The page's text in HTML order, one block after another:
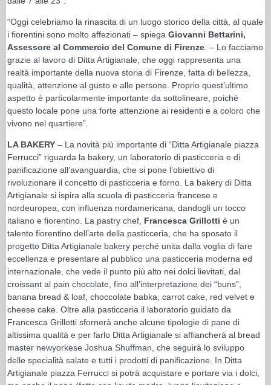
“Oggi celebriamo la rinascita di un luogo storico della città, al quale
i fiorentini sono molto affezionati – spiega Giovanni Bettarini,
Assessore al Commercio del Comune di Firenze . – Lo facciamo
grazie al lavoro di Ditta Artigianale, che oggi rappresenta una
realtà importante della nuova storia di Firenze, fatta di bellezza,
qualità, attenzione al gusto e alle persone. Proprio quest’ultimo
aspetto è particolarmente importante da sottolineare, poiché
questo locale pone una forte attenzione ai residenti e a coloro che
vivono nel quartiere”.
LA BAKERY – La novità più importante di “Ditta Artigianale piazza
Ferrucci” riguarda la bakery, un laboratorio di pasticceria e di
panificazione all’avanguardia, che si pone l’obiettivo di
rivoluzionare il concetto di pasticceria e forno. La bakery di Ditta
Artigianale si ispira alla scuola di pasticceria francese e
nordeuropea, con influenza nordamericana, dandogli un tocco
italiano e fiorentino. La pastry chef, Francesca Grillotti è un
talento fiorentino dell’arte della pasticceria, che ha sposato il
progetto Ditta Artigianale bakery perché unita dalla voglia di fare
eccellenza e presentare al pubblico una pasticceria moderna ed
internazionale, che vede il punto più alto nei dolci lievitati, dal
croissant al pain chocolate, fino all’interpretazione dei “buns”,
banana bread & loaf, choccolate babka, carrot cake, red velvet e
cheese cake. Oltre alla pasticceria il laboratorio guidato da
Francesca Grillotti sfornerà anche alcune tipologie di pane di
altissima qualità e per farlo Ditta Artigianale si affiancherà al bread
master newyorkese Joshua Shuffman, che seguirà lo sviluppo
delle specialità salate e tutti i prodotti di panificazione. In Ditta
Artigianale piazza Ferrucci si potrà acquistare e portare via i dolci,